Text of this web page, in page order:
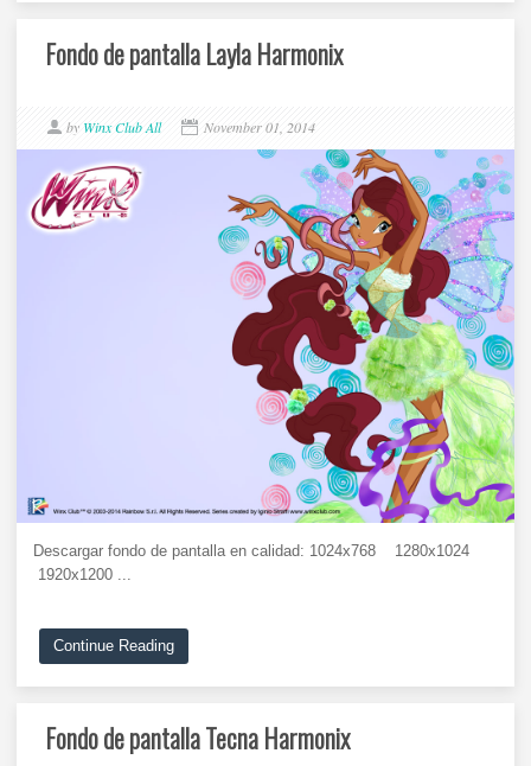
Fondo de pantalla Layla Harmonix
by Winx Club All November 01, 2014
Descargar fondo de pantalla en calidad: 1024x768 1280x1024
1920x1200 ...
Continue Reading
Fondo de pantalla Tecna Harmonix